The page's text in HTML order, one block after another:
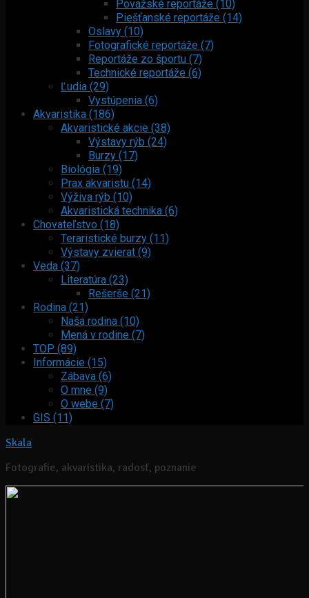
Považské reportáže (10)
Piešťanské reportáže (14)
Oslavy (10)
Fotografické reportáže (7)
Reportáže zo športu (7)
Technické reportáže (6)
Ľudia (29)
Vystúpenia (6)
Akvaristika (186)
Akvaristické akcie (38)
Výstavy rýb (24)
Burzy (17)
Biológia (19)
Prax akvaristu (14)
Výživa rýb (10)
Akvaristická technika (6)
Chovateľstvo (18)
Teraristické burzy (11)
Výstavy zvierat (9)
Veda (37)
Literatúra (23)
Rešerše (21)
Rodina (21)
Naša rodina (10)
Mená v rodine (7)
TOP (89)
Informácie (15)
Zábava (6)
O mne (9)
O webe (7)
GIS (11)
Skala
Fotografie, akvaristika, radosť, poznanie